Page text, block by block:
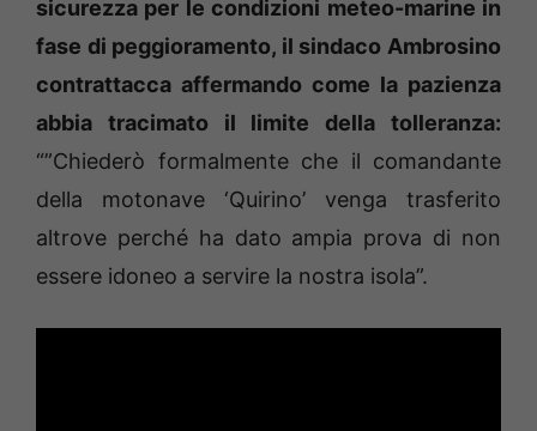
sicurezza per le condizioni meteo-marine in
fase di peggioramento, il sindaco Ambrosino
contrattacca affermando come la pazienza
abbia tracimato il limite della tolleranza:
“”Chiederò formalmente che il comandante
della motonave ‘Quirino’ venga trasferito
altrove perché ha dato ampia prova di non
essere idoneo a servire la nostra isola”.